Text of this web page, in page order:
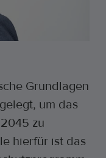
Grundlagen
um das
zu
hierfür ist das